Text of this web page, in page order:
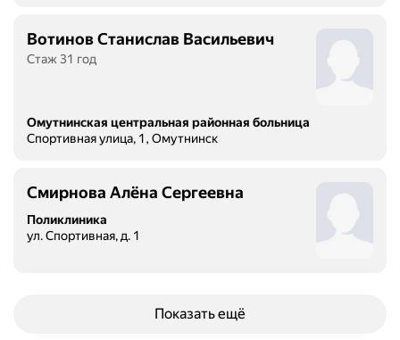
Вотинов Станислав Васильевич
Стаж 31 год
Омутнинская центральная районная больница
Спортивная улица, 1, Омутнинск
Смирнова Алёна Сергеевна
Поликлиника
ул. Спортивная, д. 1
Показать ещё